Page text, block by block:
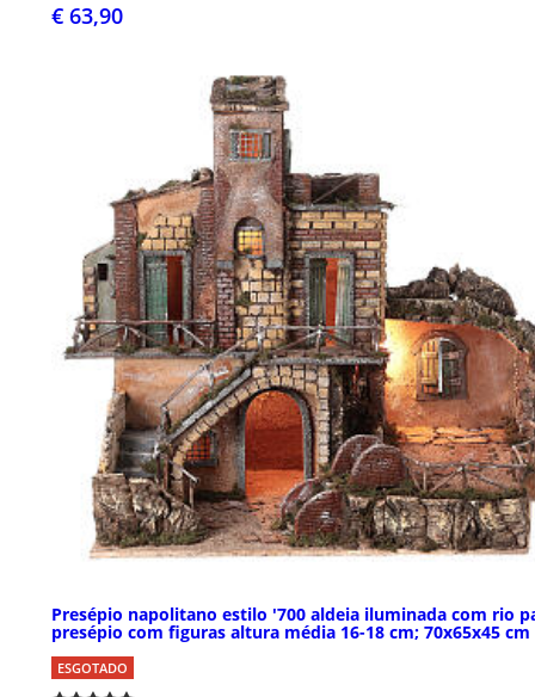
€ 63,90
Presépio napolitano estilo '700 aldeia iluminada com rio
presépio com figuras altura média 16-18 cm; 70x65x45 cm
ESGOTADO